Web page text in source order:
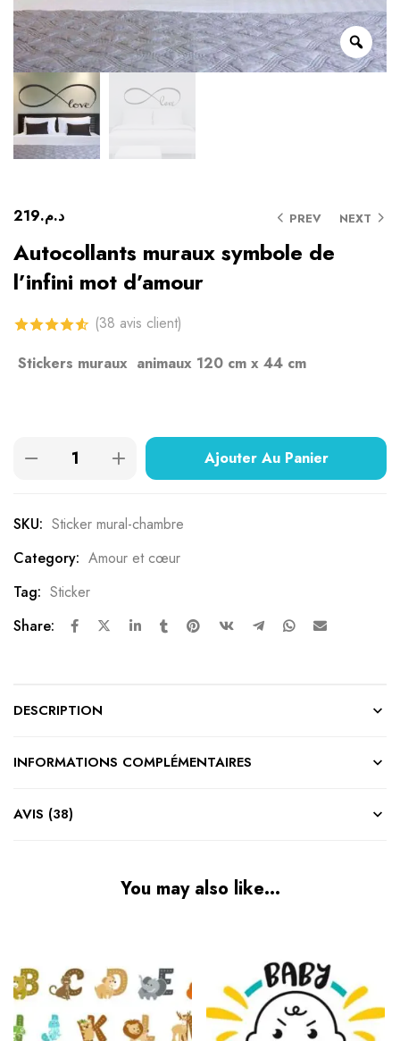
PREV NEXT د.م.219
Autocollants muraux symbole de
l’infini mot d’amour
4.61sur 5
(38 avis client)
Stickers muraux animaux 120 cm x 44 cm
Ajouter Au Panier
SKU: Sticker mural-chambre
Category: Amour et cœur
Tag: Sticker
Share:
DESCRIPTION
INFORMATIONS COMPLÉMENTAIRES
AVIS (38)
You may also like…